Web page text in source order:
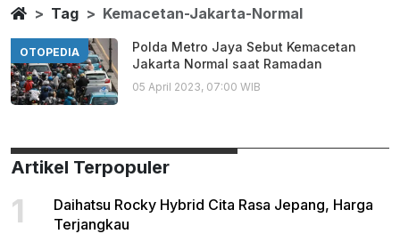
Kemacetan Jakarta Normal
Berita Terbaru
HomeTag Kemacetan-Jakarta-Normal
OTOPEDIA
Polda Metro Jaya Sebut Kemacetan
Jakarta Normal saat Ramadan
05 April 2023, 07:00 WIB
Artikel Terpopuler
1
Daihatsu Rocky Hybrid Cita Rasa Jepang, Harga
Terjangkau